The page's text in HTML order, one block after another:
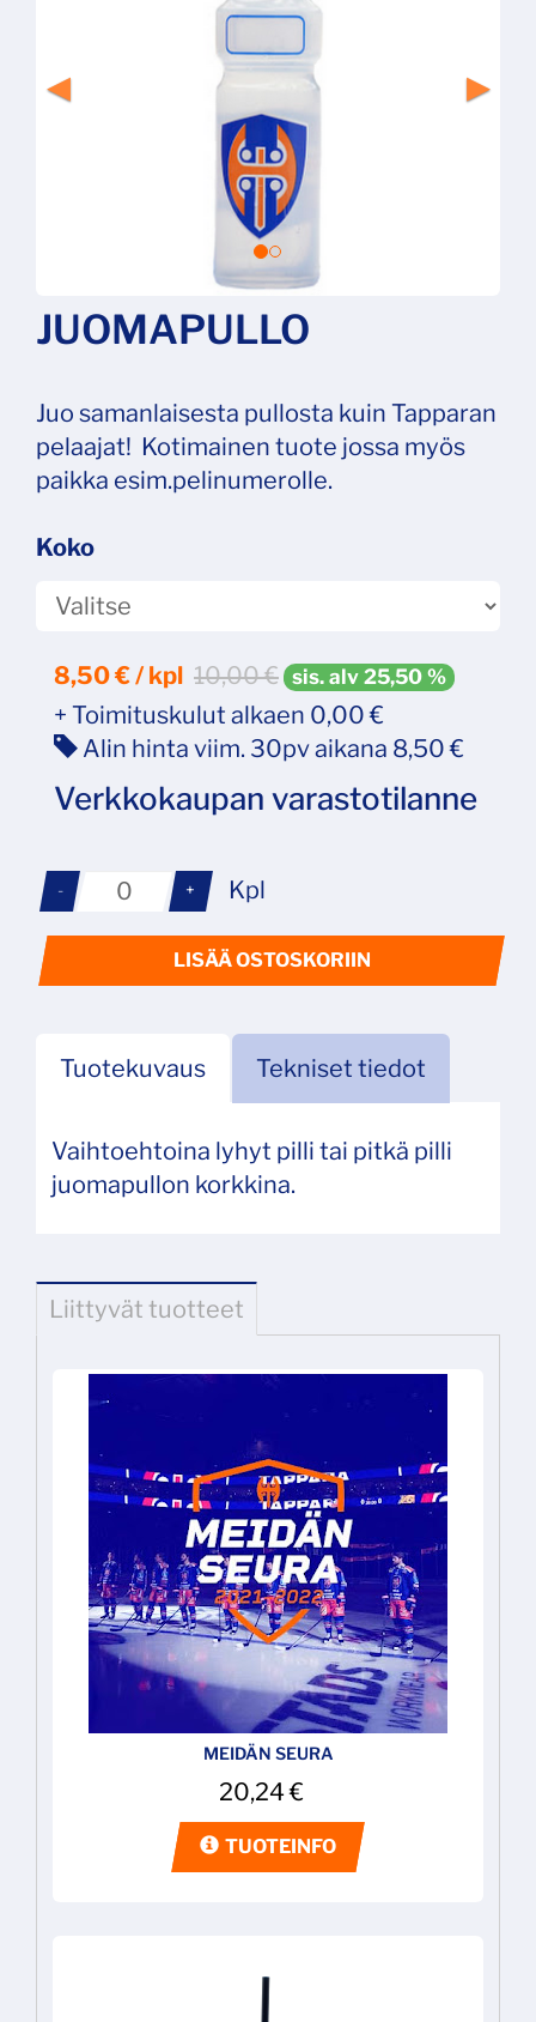
JUOMAPULLO
Juo samanlaisesta pullosta kuin Tapparan
pelaajat! Kotimainen tuote jossa myös
paikka esim.pelinumerolle.
Koko
8,50€ / kpl 10,00 € sis. alv 25,50 %
+ Toimituskulut alkaen 0,00 €
Alin hinta viim. 30pv aikana 8,50 €
Verkkokaupan varastotilanne
- + Kpl
LISÄÄ OSTOSKORIIN
Tuotekuvaus Tekniset tiedot
Vaihtoehtoina lyhyt pilli tai pitkä pilli
juomapullon korkkina.
Liittyvät tuotteet
MEIDÄN SEURA
20,24€
TUOTEINFO